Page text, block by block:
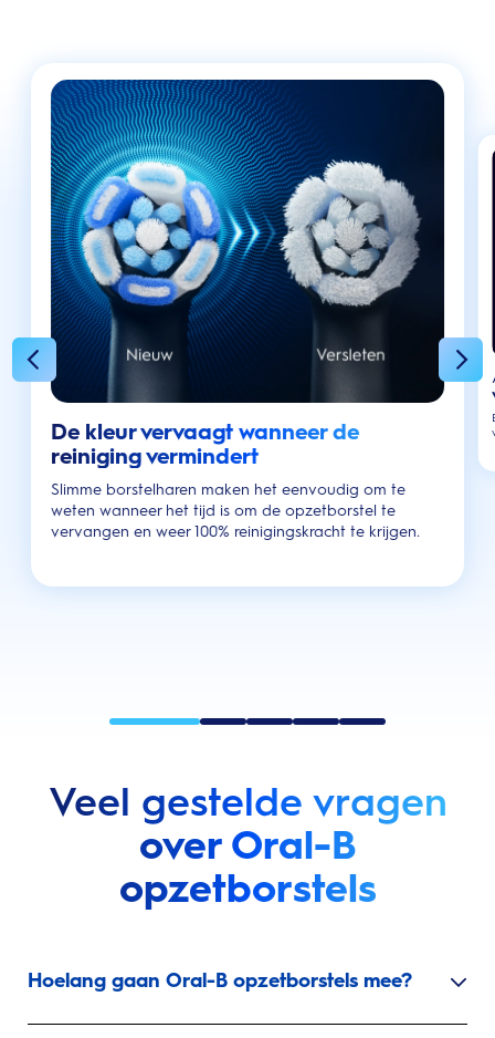
De kleur vervaagt wanneer de
reiniging vermindert
Slimme borstelharen maken het eenvoudig om te
weten wanneer het tijd is om de opzetborstel te
vervangen en weer 100% reinigingskracht te krijgen.
Veel gestelde vragen
over Oral-B
opzetborstels
Hoelang gaan Oral-B opzetborstels mee?